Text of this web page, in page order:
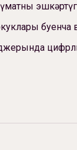
буенча